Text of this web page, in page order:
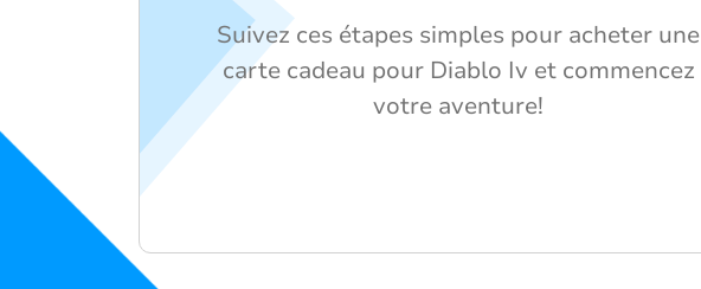
Suivez ces étapes simples pour acheter une
carte cadeau pour Diablo Iv et commencez
votre aventure!